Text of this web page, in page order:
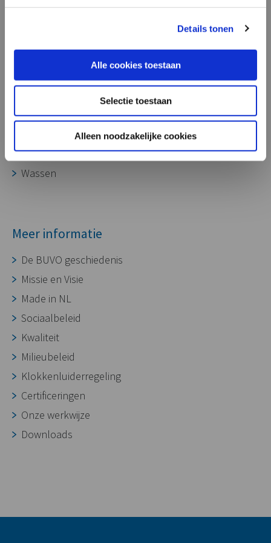
Details tonen
Alle cookies toestaan
Selectie toestaan
Alleen noodzakelijke cookies
CNC bewerking
Assembleren
Oppervlaktebehandeling
Wassen
Meer informatie
De BUVO geschiedenis
Missie en Visie
Made in NL
Sociaalbeleid
Kwaliteit
Milieubeleid
Klokkenluiderregeling
Certificeringen
Onze werkwijze
Downloads
onze aluminium gietdelen ook zeer
geschikt voor toepassing in laadpalen,